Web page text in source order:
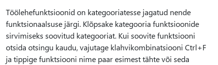
Töölehefunktsioonid on kategooriatesse jagatud nende
funktsionaalsuse järgi. Klõpsake kategooria funktsioonide
sirvimiseks soovitud kategooriat. Kui soovite funktsiooni
otsida otsingu kaudu, vajutage klahvikombinatsiooni Ctrl+F
ja tippige funktsiooni nime paar esimest tähte või seda